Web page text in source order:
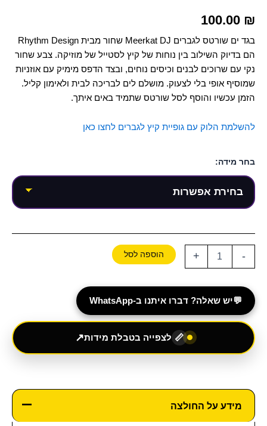
100.00 ₪
בגד ים שורטס לגברים Meerkat DJ שחור מבית Rhythm Design
הם בדיוק השילוב בין נוחות של קיץ לסטייל של מוזיקה. צבע שחור
נקי עם שרוכים לבנים וכיסים נוחים, ובצד הדפס מימיק עם אוזניות
שמוסיף אופי בלי לצעוק. מושלם לים לבריכה לבית ולאימון קליל.
הזמן עכשיו והוסף לסל שורטס שתמיד באים איתך.
להשלמת הלוק עם גופיית קיץ לגברים לחצו כאן
בחר מידה:
-
+ הוספה לסל
💬יש שאלה? דברו איתנו ב-WhatsApp
📏 לצפייה בטבלת מידות↗
מידע על החולצה